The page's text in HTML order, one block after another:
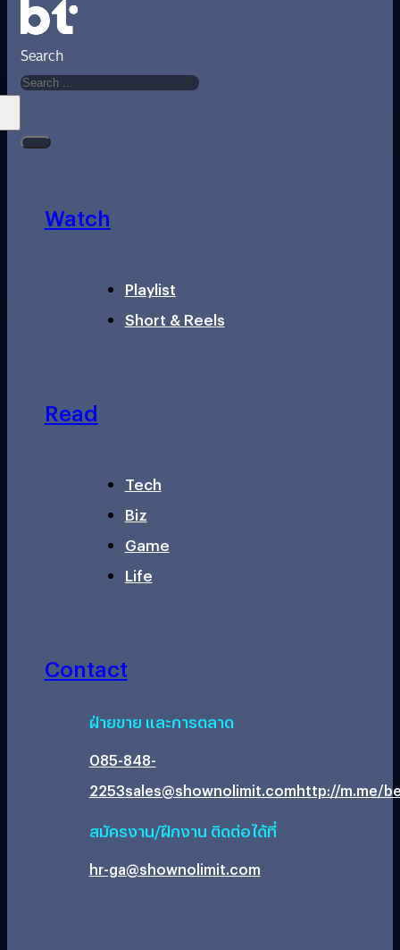
Search
Watch
Playlist
Short & Reels
Read
Tech
Biz
Game
Life
Contact
ฝ่ายขาย และการตลาด
085-848-
2253sales@shownolimit.comhttp://m.me/
สมัครงาน/ฝึกงาน ติดต่อได้ที่
hr-ga@shownolimit.com